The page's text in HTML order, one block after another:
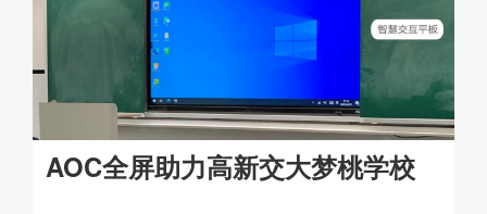
AOC全屏助力高新交大梦桃学校